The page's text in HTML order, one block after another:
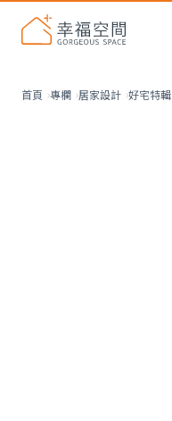
首頁 專欄 居家設計 好宅特輯